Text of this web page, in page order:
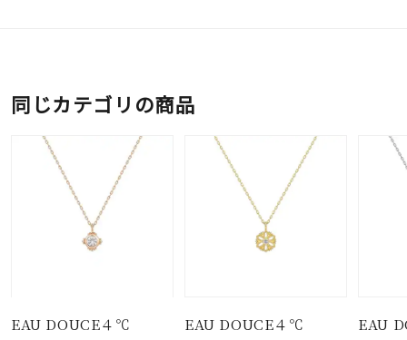
同じカテゴリの商品
EAU DOUCE４℃
EAU DOUCE４℃
EAU